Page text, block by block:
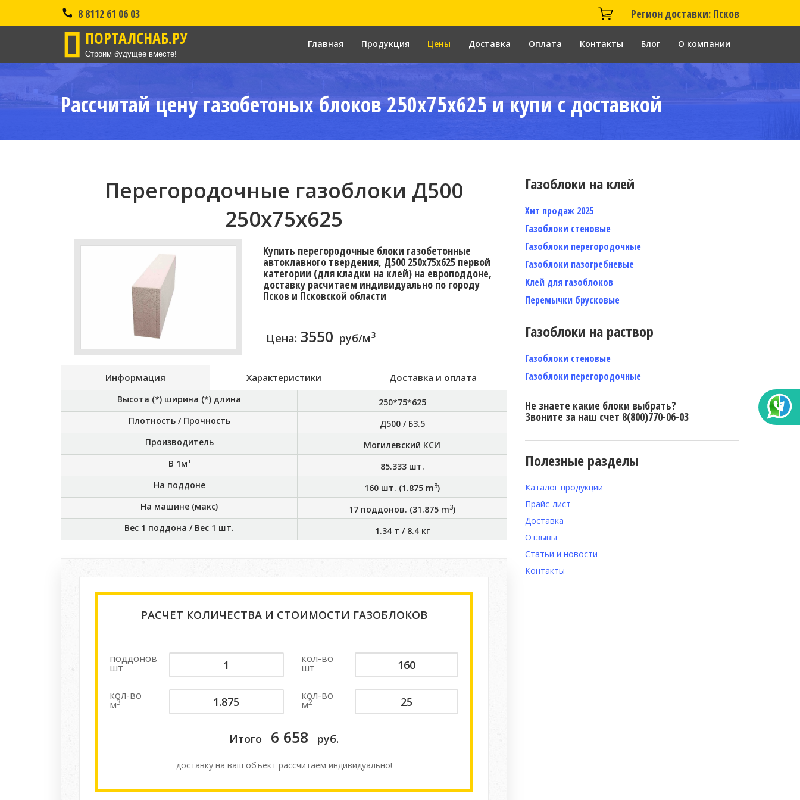
8 8112 61 06 03 Регион доставки: Псков
ПОРТАЛСНАБ.РУ
Строим будущее вместе!
Главная Продукция Цены Доставка Оплата Контакты Блог О компании
Рассчитай цену газобетоных блоков 250x75x625 и купи с доставкой
Перегородочные газоблоки Д500
250x75x625
Купить перегородочные блоки газобетонные
автоклавного твердения, Д500 250x75x625 первой
категории (для кладки на клей) на европоддоне,
доставку расчитаем индивидуально по городу
Псков и Псковской области
Цена: 3550 руб/м3
Информация Характеристики Доставка и оплата
Высота (*) ширина (*) длина
250*75*625
Плотность / Прочность
Д500 / Б3.5
Производитель
Могилевский КСИ
В 1м³
85.333шт.
На поддоне
160 шт. (1.875 m3)
На машине (макс)
17 поддонов. (31.875 m3)
Вес 1 поддона / Вес 1 шт.
1.34 т / 8.4 кг
РАСЧЕТ КОЛИЧЕСТВА И СТОИМОСТИ ГАЗОБЛОКОВ
поддонов
шт
кол-во
шт
кол-во
м3
кол-во
м2
Итого 6 658 руб.
доставку на ваш объект расcчитаем индивидуально!
Газоблоки на клей
Хит продаж 2025
Газоблоки стеновые
Газоблоки перегородочные
Газоблоки пазогребневые
Клей для газоблоков
Перемычки брусковые
Газоблоки на раствор
Газоблоки стеновые
Газоблоки перегородочные
Не знаете какие блоки выбрать?
Звоните за наш счет 8(800)770-06-03
Полезные разделы
Каталог продукции
Прайс-лист
Доставка
Отзывы
Статьи и новости
Контакты